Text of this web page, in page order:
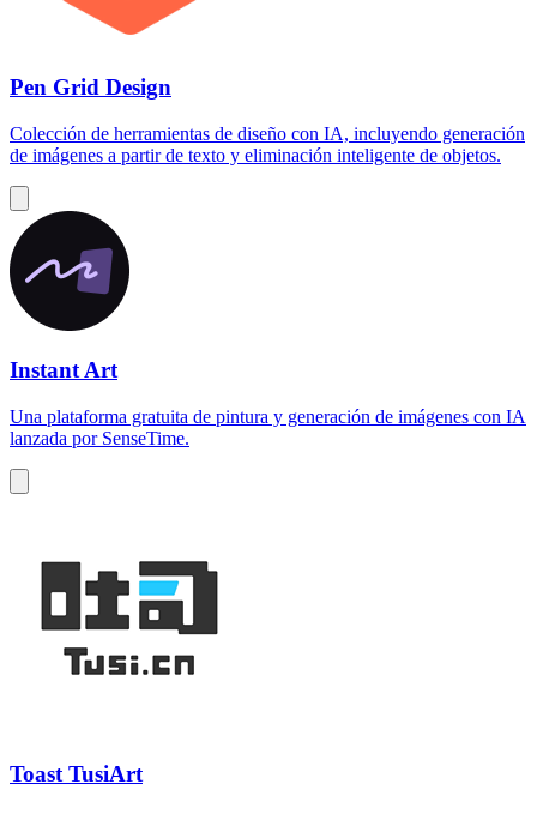
Pen Grid Design
Colección de herramientas de diseño con IA, incluyendo generación
de imágenes a partir de texto y eliminación inteligente de objetos.
Instant Art
Una plataforma gratuita de pintura y generación de imágenes con IA
lanzada por SenseTime.
Toast TusiArt